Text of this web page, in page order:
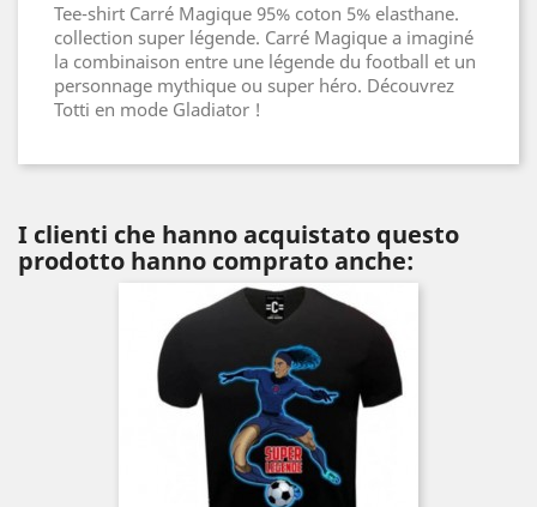
Tee-shirt Carré Magique 95% coton 5% elasthane.
collection super légende. Carré Magique a imaginé
la combinaison entre une légende du football et un
personnage mythique ou super héro. Découvrez
Totti en mode Gladiator !
I clienti che hanno acquistato questo
prodotto hanno comprato anche: